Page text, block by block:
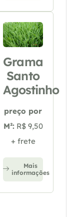
Grama
Santo
Agostinho
preço por
M²: R$ 9,50
+ frete
Mais
informações